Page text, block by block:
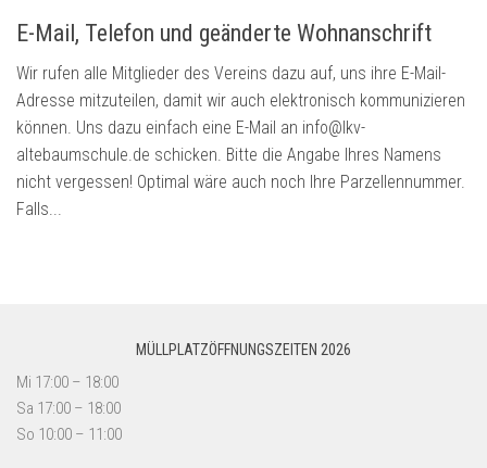
E-Mail, Telefon und geänderte Wohnanschrift
Wir rufen alle Mitglieder des Vereins dazu auf, uns ihre E-Mail-
Adresse mitzuteilen, damit wir auch elektronisch kommunizieren
können. Uns dazu einfach eine E-Mail an info@lkv-
altebaumschule.de schicken. Bitte die Angabe Ihres Namens
nicht vergessen! Optimal wäre auch noch Ihre Parzellennummer.
Falls...
MÜLLPLATZÖFFNUNGSZEITEN 2026
Mi 17:00 – 18:00
Sa 17:00 – 18:00
So 10:00 – 11:00